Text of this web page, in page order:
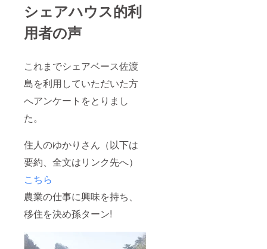
シェアハウス的利
用者の声
これまでシェアベース佐渡
島を利用していただいた方
へアンケートをとりまし
た。
住人のゆかりさん（以下は
要約、全文はリンク先へ）
こちら
農業の仕事に興味を持ち、
移住を決め孫ターン!